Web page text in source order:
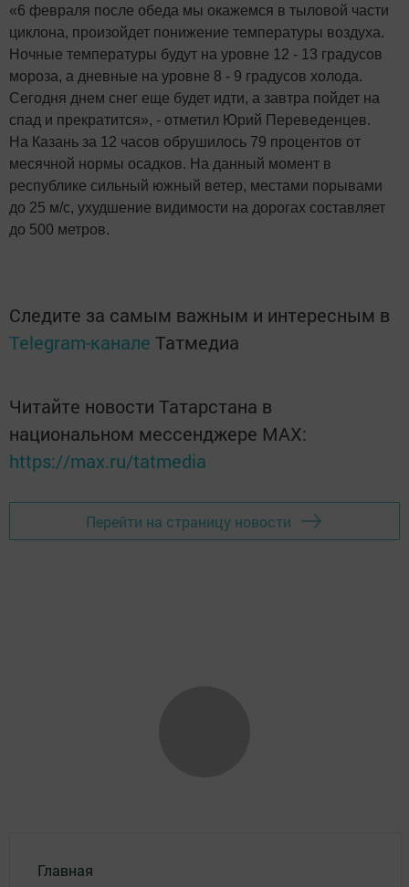
«6 февраля после обеда мы окажемся в тыловой части
циклона, произойдет понижение температуры воздуха.
Ночные температуры будут на уровне 12 - 13 градусов
мороза, а дневные на уровне 8 - 9 градусов холода.
Сегодня днем снег еще будет идти, а завтра пойдет на
спад и прекратится», - отметил Юрий Переведенцев.
На Казань за 12 часов обрушилось 79 процентов от
месячной нормы осадков. На данный момент в
республике сильный южный ветер, местами порывами
до 25 м/с, ухудшение видимости на дорогах составляет
до 500 метров.
Следите за самым важным и интересным в
Telegram-канале Татмедиа
Читайте новости Татарстана в
национальном мессенджере MАХ:
https://max.ru/tatmedia
Перейти на страницу новости
Главная